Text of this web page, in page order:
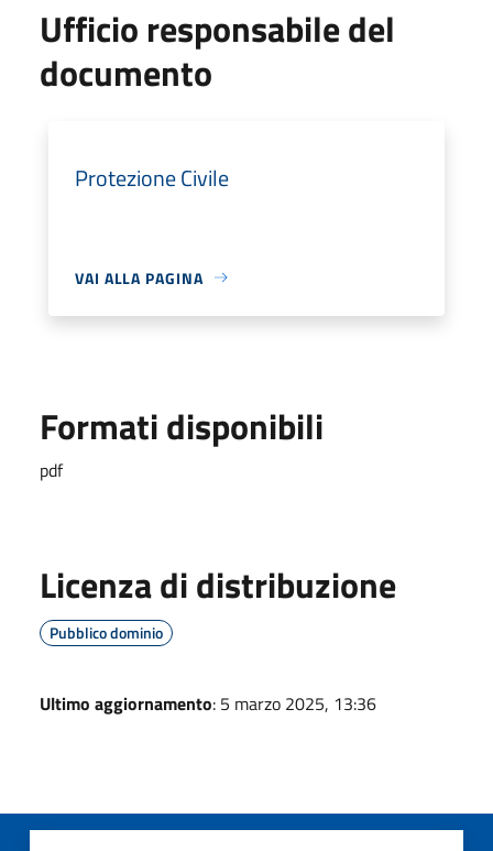
Ufficio responsabile del
documento
Protezione Civile
VAI ALLA PAGINA
Formati disponibili
pdf
Licenza di distribuzione
Pubblico dominio
Ultimo aggiornamento: 5 marzo 2025, 13:36